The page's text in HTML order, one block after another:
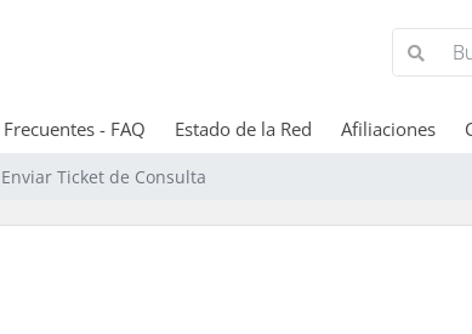
- FAQ Estado de la Red Afiliaciones
Enviar Ticket de Consulta